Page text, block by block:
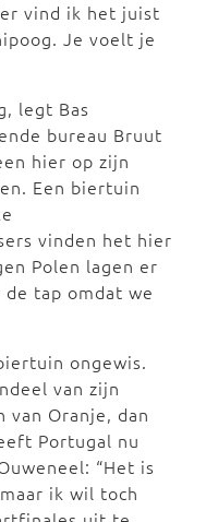
vind ik het juist
Je voelt je
legt Bas
bureau Bruut
hier op zijn
Een biertuin
vinden het hier
Polen lagen er
tap omdat we
ongewis.
van zijn
Oranje, dan
Portugal nu
“Het is
ik wil toch